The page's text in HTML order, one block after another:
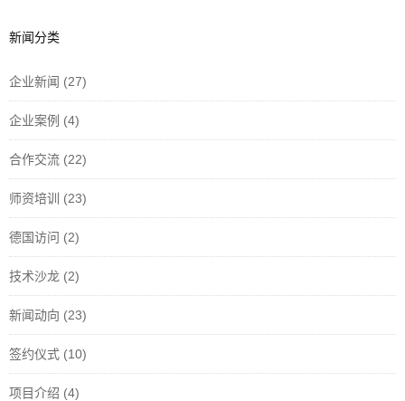
新闻分类
企业新闻 (27)
企业案例 (4)
合作交流 (22)
师资培训 (23)
德国访问 (2)
技术沙龙 (2)
新闻动向 (23)
签约仪式 (10)
项目介绍 (4)